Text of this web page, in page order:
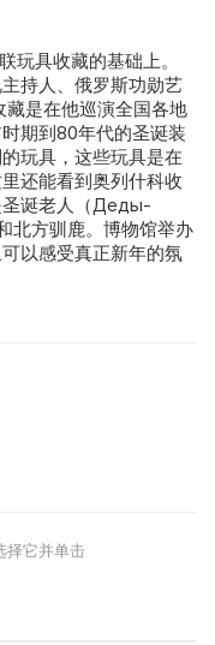
玩具收藏的基础上。
持人、俄罗斯功勋艺
藏是在他巡演全国各地
期到80年代的圣诞装
玩具，这些玩具是在
还能看到奥列什科收
圣诞老人（Деды-
北方驯鹿。博物馆举办
以感受真正新年的氛
择它并单击